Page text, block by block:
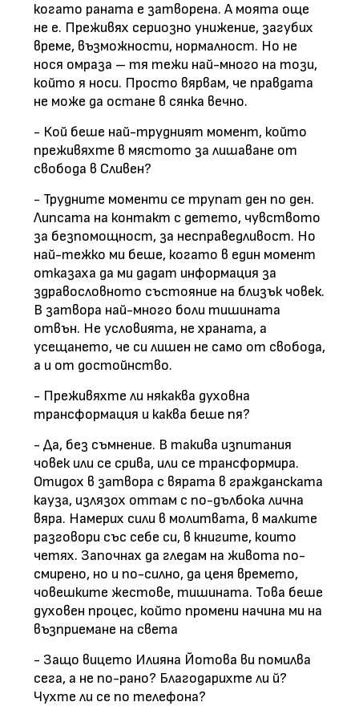
когато раната е затворена. А моята още
не е. Преживях сериозно унижение, загубих
време, възможности, нормалност. Но не
нося омраза – тя тежи най-много на този,
който я носи. Просто вярвам, че правдата
не може да остане в сянка вечно.
- Кой беше най-трудният момент, който
преживяхте в мястото за лишаване от
свобода в Сливен?
- Трудните моменти се трупат ден по ден.
Липсата на контакт с детето, чувството
за безпомощност, за несправедливост. Но
най-тежко ми беше, когато в един момент
отказаха да ми дадат информация за
здравословното състояние на близък човек.
В затвора най-много боли тишината
отвън. Не условията, не храната, а
усещането, че си лишен не само от свобода,
а и от достойнство.
- Преживяхте ли някаква духовна
трансформация и каква беше пя?
- Да, без съмнение. В такива изпитания
човек или се срива, или се трансформира.
Отидох в затвора с вярата в гражданската
кауза, излязох оттам с по-дълбока лична
вяра. Намерих сили в молитвата, в малките
разговори със себе си, в книгите, които
четях. Започнах да гледам на живота по-
смирено, но и по-силно, да ценя времето,
човешките жестове, тишината. Това беше
духовен процес, който промени начина ми на
възприемане на света
- Защо вицето Илияна Йотова ви помилва
сега, а не по-рано? Благодарихте ли й?
Чухте ли се по телефона?